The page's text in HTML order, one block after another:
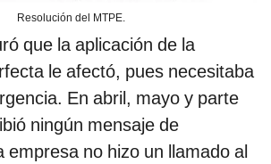
Resolución del MTPE.
que la aplicación de la
le afectó, pues necesitaba
En abril, mayo y parte
ningún mensaje de
empresa no hizo un llamado al